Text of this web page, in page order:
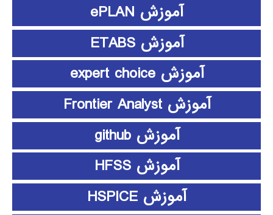
آموزش ePLAN
آموزش ETABS
آموزش expert choice
آموزش Frontier Analyst
آموزش github
آموزش HFSS
آموزش HSPICE